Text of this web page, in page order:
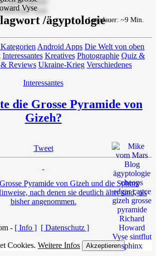
/ägyptologie
Android Apps Die Welt von oben
Interessantes Kreatives Photographie Quiz &
Reviews Ukraine-Krieg Verschiedenes
Interessantes
die Grosse Pyramide von
Gizeh?
Tweet
Lesedauer: ~9 Min.
Pyramide von Gizeh und die Sphinx
nach denen sie deutlich älter sind, als
bisher angenommen.
- [ Info ] [ Datenschutz ]
Cookies. Weitere Infos Akzeptieren